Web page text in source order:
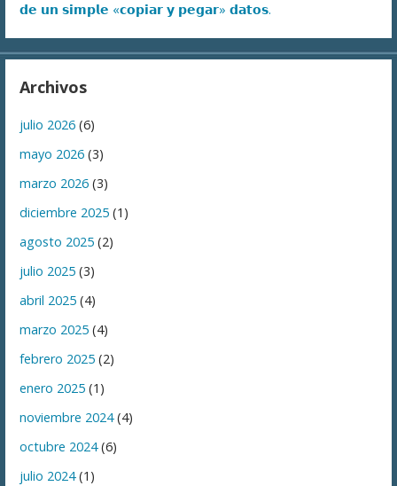
𝗱𝗲 𝘂𝗻 𝘀𝗶𝗺𝗽𝗹𝗲 «𝗰𝗼𝗽𝗶𝗮𝗿 𝘆 𝗽𝗲𝗴𝗮𝗿» 𝗱𝗮𝘁𝗼𝘀.
Archivos
julio 2026 (6)
mayo 2026 (3)
marzo 2026 (3)
diciembre 2025 (1)
agosto 2025 (2)
julio 2025 (3)
abril 2025 (4)
marzo 2025 (4)
febrero 2025 (2)
enero 2025 (1)
noviembre 2024(4)
octubre 2024(6)
julio 2024(1)